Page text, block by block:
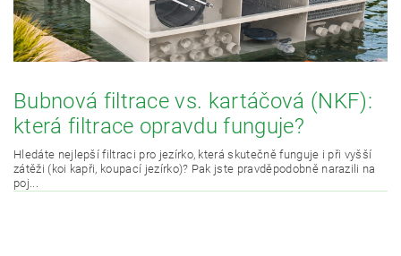
Bubnová filtrace vs. kartáčová (NKF):
která filtrace opravdu funguje?
Hledáte nejlepší filtraci pro jezírko, která skutečně funguje i při vyšší
zátěži (koi kapři, koupací jezírko)? Pak jste pravděpodobně narazili na
poj...